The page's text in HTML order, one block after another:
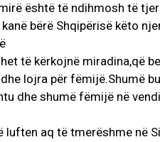
është të ndihmosh të
bërë Shqipërisë këto
të kërkojnë miradina,që
lojra për fëmijë.Shumë
dhe shumë fëmijë në
luften aq të tmerëshme në